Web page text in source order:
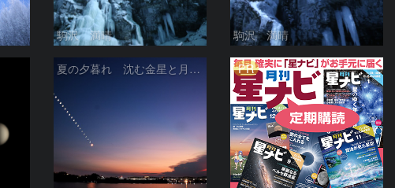
駒沢 満晴 駒沢 満晴
夏の夕暮れ 沈む金星と月 2026/7/20 PR